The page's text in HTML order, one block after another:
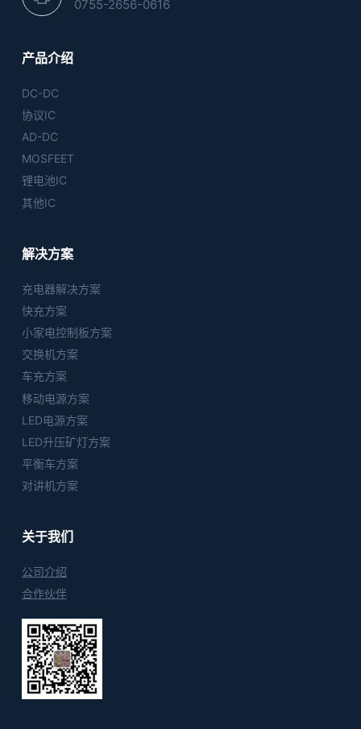
0755-2656-0616
产品介绍
DC-DC
协议IC
AD-DC
MOSFEET
锂电池IC
其他IC
解决方案
充电器解决方案
快充方案
小家电控制板方案
交换机方案
车充方案
移动电源方案
LED电源方案
LED升压矿灯方案
平衡车方案
对讲机方案
关于我们
公司介绍
合作伙伴